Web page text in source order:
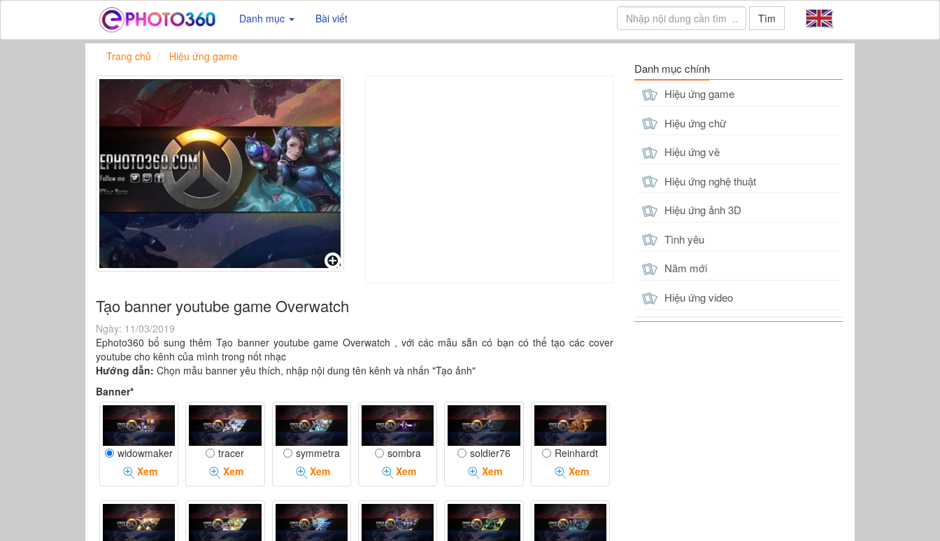
Danh mục Bài viết Tìm
Trang chủ Hiệu ứng game
Tạo banner youtube game Overwatch
Ngày: 11/03/2019
Ephoto360 bổ sung thêm Tạo banner youtube game Overwatch , với các mẫu sẵn có bạn có thể tạo các cover
youtube cho kênh của mình trong nốt nhạc
Hướng dẫn: Chọn mẫu banner yêu thích, nhập nội dung tên kênh và nhấn "Tạo ảnh"
Banner*
widowmaker
Xem
tracer
Xem
symmetra
Xem
sombra
Xem
soldier76
Xem
Reinhardt
Xem
Danh mục chính
Hiệu ứng game
Hiệu ứng chữ
Hiệu ứng vẽ
Hiệu ứng nghệ thuật
Hiệu ứng ảnh 3D
Tình yêu
Năm mới
Hiệu ứng video